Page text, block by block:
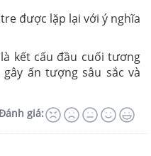
được lặp lại với ý nghĩa
kết cấu đầu cuối tương
ấn tượng sâu sắc và
giá: